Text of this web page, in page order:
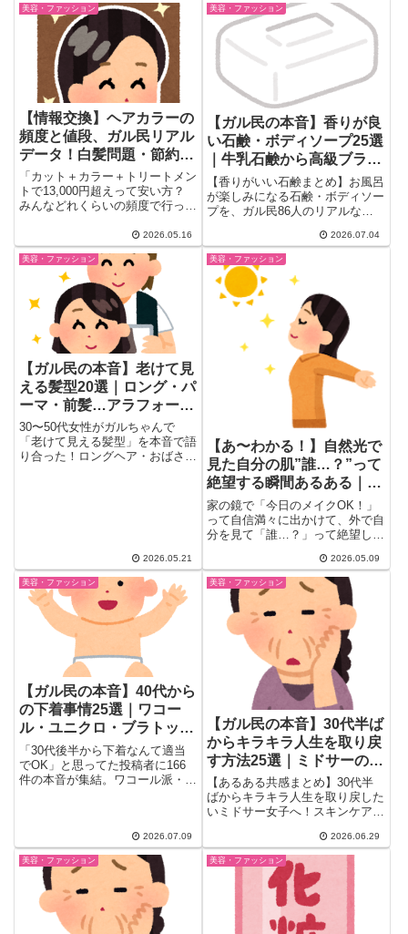
美容・ファッション
【情報交換】ヘアカラーの
頻度と値段、ガル民リアル
データ！白髪問題・節約術
まとめ
「カット＋カラー＋トリートメン
トで13,000円超えって安い方？
みんなどれくらいの頻度で行って
2026.05.16
美容・ファッション
【ガル民の本音】香りが良
い石鹸・ボディソープ25選
｜牛乳石鹸から高級ブラン
ドまで
【香りがいい石鹸まとめ】お風呂
が楽しみになる石鹸・ボディソー
プを、ガル民86人のリアルな声
山油脂、サンタ・マリア・ノヴェ
ッラまで、香り選びの参考になる
本音レビューを一気にチェック。
2026.07.04
美容・ファッション
【ガル民の本音】老けて見
える髪型20選｜ロング・パ
ーマ・前髪…アラフォーが
注意すべきNG髪型まとめ
30〜50代女性がガルちゃんで
「老けて見える髪型」を本音で語
り合った！ロングヘア・おばさん
2026.05.21
美容・ファッション
【あ〜わかる！】自然光で
見た自分の肌”誰…？”って
絶望する瞬間あるある｜車
の鏡・夜の電車の窓・歯医
者のライト
家の鏡で「今日のメイクOK！」
って自信満々に出かけて、外で自
分を見て「誰…？」って絶望した
2026.05.09
美容・ファッション
【ガル民の本音】40代から
の下着事情25選｜ワコー
ル・ユニクロ・ブラトップ
の選び方
「30代後半から下着なんて適当
でOK」と思ってた投稿者に166
件の本音が集結。ワコール派・ユ
2026.07.09
美容・ファッション
【ガル民の本音】30代半ば
からキラキラ人生を取り戻
す方法25選｜ミドサーの自
分磨き＆趣味術
【あるある共感まとめ】30代半
ばからキラキラ人生を取り戻した
いミドサー女子へ！スキンケア・
重視の考え方など、ガル民の本音
アドバイス25選を厳選。20代で
キラキラできなかった方も、今か
ら第二の青春を楽しむヒントが満
2026.06.29
美容・ファッション 美容・ファッション